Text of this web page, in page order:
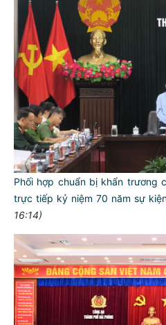
Phối hợp chuẩn bị khẩn trương
trực tiếp kỷ niệm 70 năm sự
16:14)